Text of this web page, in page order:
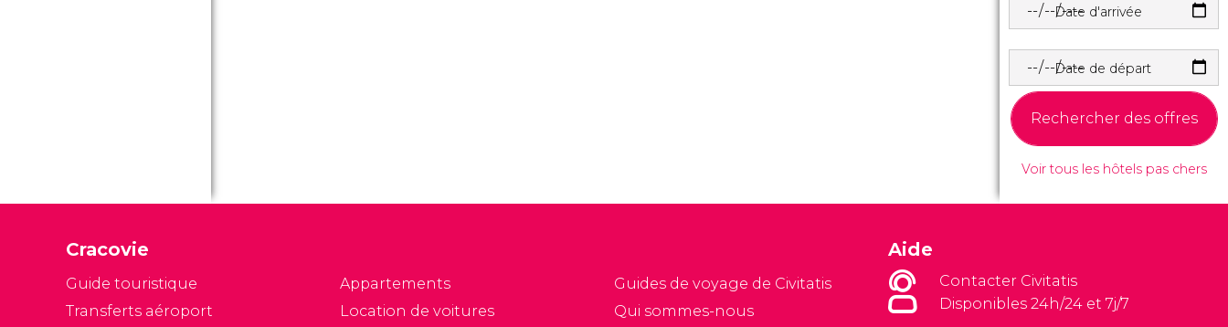
Date d'arrivée
Date de départ
Rechercher des offres
Voir tous les hôtels pas chers
Cracovie
Guide touristique
Transferts aéroport
Appartements
Location de voitures
Guides de voyage de Civitatis
Qui sommes-nous
Aide
Contacter Civitatis
Disponibles 24h/24 et 7j/7